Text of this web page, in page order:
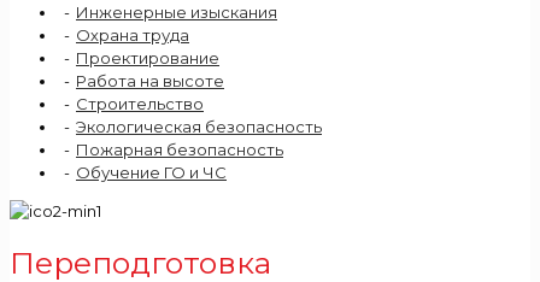
Инженерные изыскания
Охрана труда
Проектирование
Работа на высоте
Строительство
Экологическая безопасность
Пожарная безопасность
Обучение ГО и ЧС
Переподготовка